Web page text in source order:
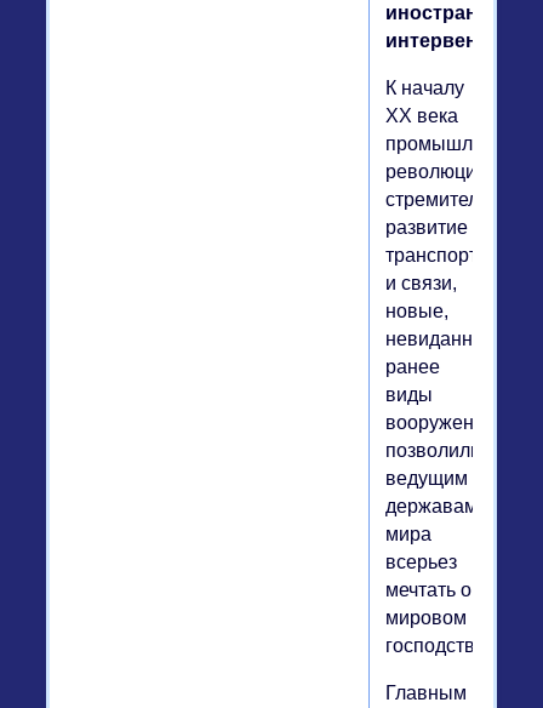
иностранной
интервенции.
К началу
XX века
промышленная
революция,
стремительное
развитие
транспорта
и связи,
новые,
невиданные
ранее
виды
вооружений
позволили
ведущим
державам
мира
всерьез
мечтать о
мировом
господстве.
Главным